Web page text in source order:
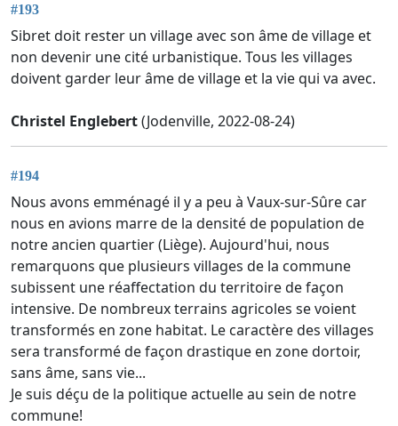
#193
Sibret doit rester un village avec son âme de village et
non devenir une cité urbanistique. Tous les villages
doivent garder leur âme de village et la vie qui va avec.
Christel Englebert(Jodenville, 2022-08-24)
#194
Nous avons emménagé il y a peu à Vaux-sur-Sûre car
nous en avions marre de la densité de population de
notre ancien quartier (Liège). Aujourd'hui, nous
remarquons que plusieurs villages de la commune
subissent une réaffectation du territoire de façon
intensive. De nombreux terrains agricoles se voient
transformés en zone habitat. Le caractère des villages
sera transformé de façon drastique en zone dortoir,
sans âme, sans vie...
Je suis déçu de la politique actuelle au sein de notre
commune!